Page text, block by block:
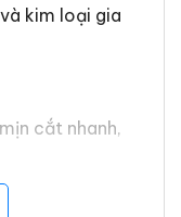
kim loại gia
cắt nhanh,
linh hoạt,